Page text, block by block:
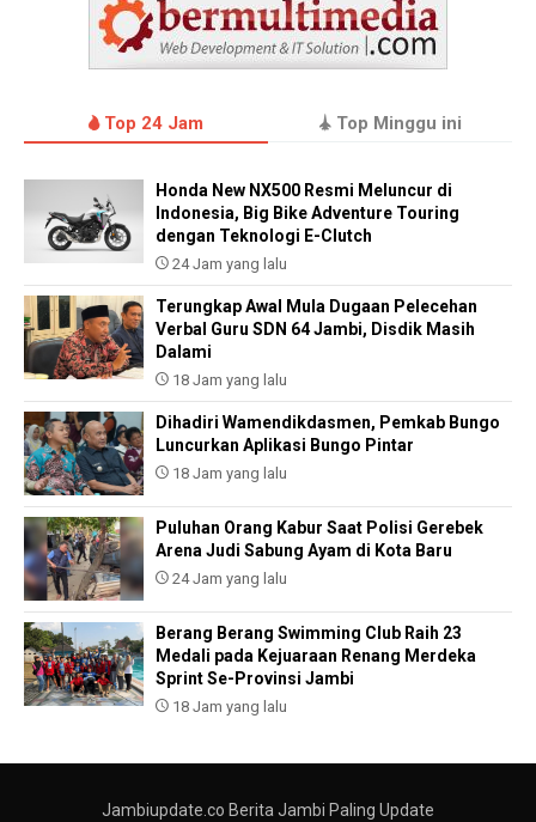
Top 24 Jam Top Minggu ini
Honda New NX500 Resmi Meluncur di
Indonesia, Big Bike Adventure Touring
dengan Teknologi E-Clutch
24 Jam yang lalu
Terungkap Awal Mula Dugaan Pelecehan
Verbal Guru SDN 64 Jambi, Disdik Masih
Dalami
18 Jam yang lalu
Dihadiri Wamendikdasmen, Pemkab Bungo
Luncurkan Aplikasi Bungo Pintar
18 Jam yang lalu
Puluhan Orang Kabur Saat Polisi Gerebek
Arena Judi Sabung Ayam di Kota Baru
24 Jam yang lalu
Berang Berang Swimming Club Raih 23
Medali pada Kejuaraan Renang Merdeka
Sprint Se-Provinsi Jambi
18 Jam yang lalu
Jambiupdate.co Berita Jambi Paling Update